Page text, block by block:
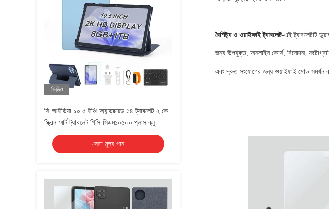
ভিডিও
সি আইডিয়া ১০.৫ ইঞ্চি অ্যান্ড্রয়েড ১৪ ট্যাবলেট ২ কে
স্ক্রিন স্মার্ট ট্যাবলেট পিসি সিএম১০৫০০ প্লাস ব্লু
সেরা মূল্য পান
বৈশিষ্ট্য ও ওয়াইফাই ট্যাবলেট-এই ট্যাবলেটটি
জন্য উপযুক্ত, অনলাইন কোর্স, বিনোদন,
এবং দ্রুত সংযোগের জন্য ওয়াইফাই মোড